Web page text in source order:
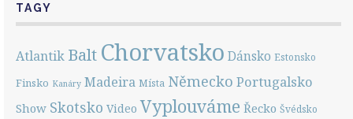
TAGY
Atlantik Balt Chorvatsko Dánsko Estonsko
Finsko Kanáry Madeira Místa Německo Portugalsko
Show Skotsko Video Vyplouváme Řecko Švédsko